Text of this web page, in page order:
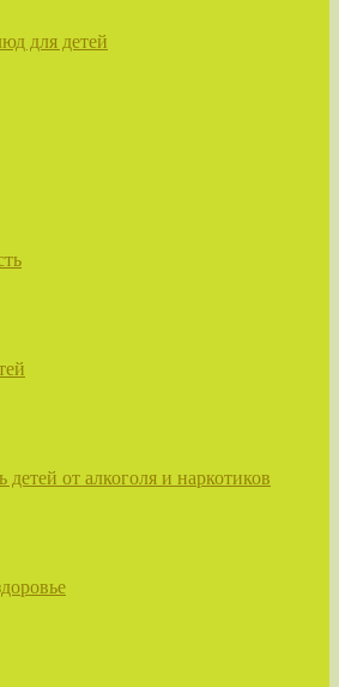
для детей
детей от алкоголя и наркотиков